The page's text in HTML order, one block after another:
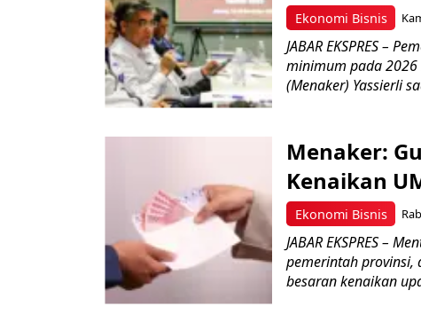
Ekonomi Bisnis
JABAR EKSPRES –
minimum pada
(Menaker) Yassierli
Ekonomi Bisnis
Menaker:
Kenaikan
JABAR EKSPRES –
pemerintah provinsi,
besaran kenaikan